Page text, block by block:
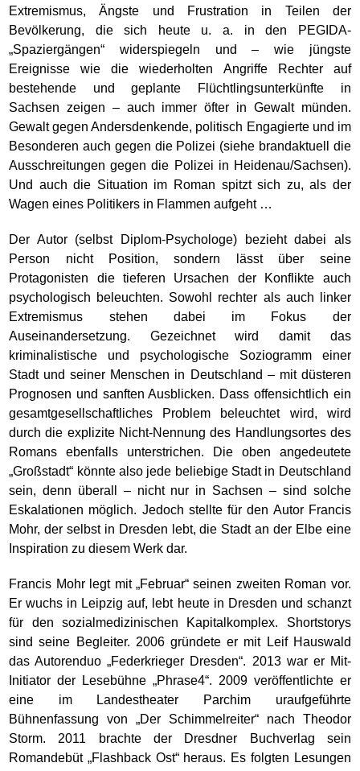
Extremismus, Ängste und Frustration in Teilen der
Bevölkerung, die sich heute u. a. in den PEGIDA-
„Spaziergängen“ widerspiegeln und – wie jüngste
Ereignisse wie die wiederholten Angriffe Rechter auf
bestehende und geplante Flüchtlingsunterkünfte in
Sachsen zeigen – auch immer öfter in Gewalt münden.
Gewalt gegen Andersdenkende, politisch Engagierte und im
Besonderen auch gegen die Polizei (siehe brandaktuell die
Ausschreitungen gegen die Polizei in Heidenau/Sachsen).
Und auch die Situation im Roman spitzt sich zu, als der
Wagen eines Politikers in Flammen aufgeht …
Der Autor (selbst Diplom-Psychologe) bezieht dabei als
Person nicht Position, sondern lässt über seine
Protagonisten die tieferen Ursachen der Konflikte auch
psychologisch beleuchten. Sowohl rechter als auch linker
Extremismus stehen dabei im Fokus der
Auseinandersetzung. Gezeichnet wird damit das
kriminalistische und psychologische Soziogramm einer
Stadt und seiner Menschen in Deutschland – mit düsteren
Prognosen und sanften Ausblicken. Dass offensichtlich ein
gesamtgesellschaftliches Problem beleuchtet wird, wird
durch die explizite Nicht-Nennung des Handlungsortes des
Romans ebenfalls unterstrichen. Die oben angedeutete
„Großstadt“ könnte also jede beliebige Stadt in Deutschland
sein, denn überall – nicht nur in Sachsen – sind solche
Eskalationen möglich. Jedoch stellte für den Autor Francis
Mohr, der selbst in Dresden lebt, die Stadt an der Elbe eine
Inspiration zu diesem Werk dar.
Francis Mohr legt mit „Februar“ seinen zweiten Roman vor.
Er wuchs in Leipzig auf, lebt heute in Dresden und schanzt
für den sozialmedizinischen Kapitalkomplex. Shortstorys
sind seine Begleiter. 2006 gründete er mit Leif Hauswald
das Autorenduo „Federkrieger Dresden“. 2013 war er Mit-
Initiator der Lesebühne „Phrase4“. 2009 veröffentlichte er
eine im Landestheater Parchim uraufgeführte
Bühnenfassung von „Der Schimmelreiter“ nach Theodor
Storm. 2011 brachte der Dresdner Buchverlag sein
Romandebüt „Flashback Ost“ heraus. Es folgten Lesungen